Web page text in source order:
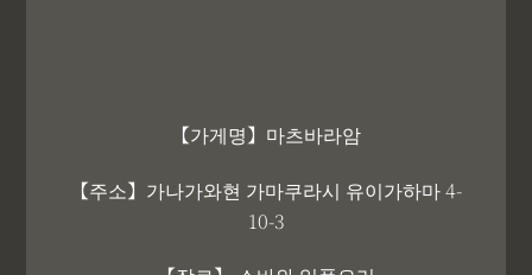
【가게명】마츠바라암
【주소】가나가와현 가마쿠라시 유이가하마 4-
10-3